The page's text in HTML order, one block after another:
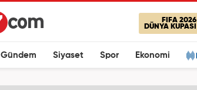
FIFA 2026
DÜNYA KUPASI
Gündem Siyaset Spor Ekonomi